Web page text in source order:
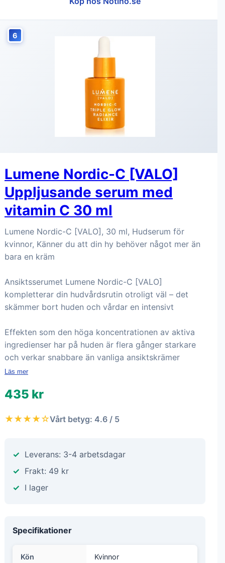
6
Lumene Nordic-C [VALO]
Uppljusande serum med
vitamin C 30 ml
Lumene Nordic-C [VALO], 30 ml, Hudserum för
kvinnor, Känner du att din hy behöver något mer än
bara en kräm
Ansiktsserumet Lumene Nordic-C [VALO]
kompletterar din hudvårdsrutin otroligt väl – det
skämmer bort huden och vårdar en intensivt
Effekten som den höga koncentrationen av aktiva
ingredienser har på huden är flera gånger starkare
och verkar snabbare än vanliga ansiktskrämer
Läs mer
435 kr
★★★★☆Vårt betyg: 4.6 / 5
Leverans: 3-4 arbetsdagar
Frakt: 49 kr
I lager
Specifikationer
Kön Kvinnor